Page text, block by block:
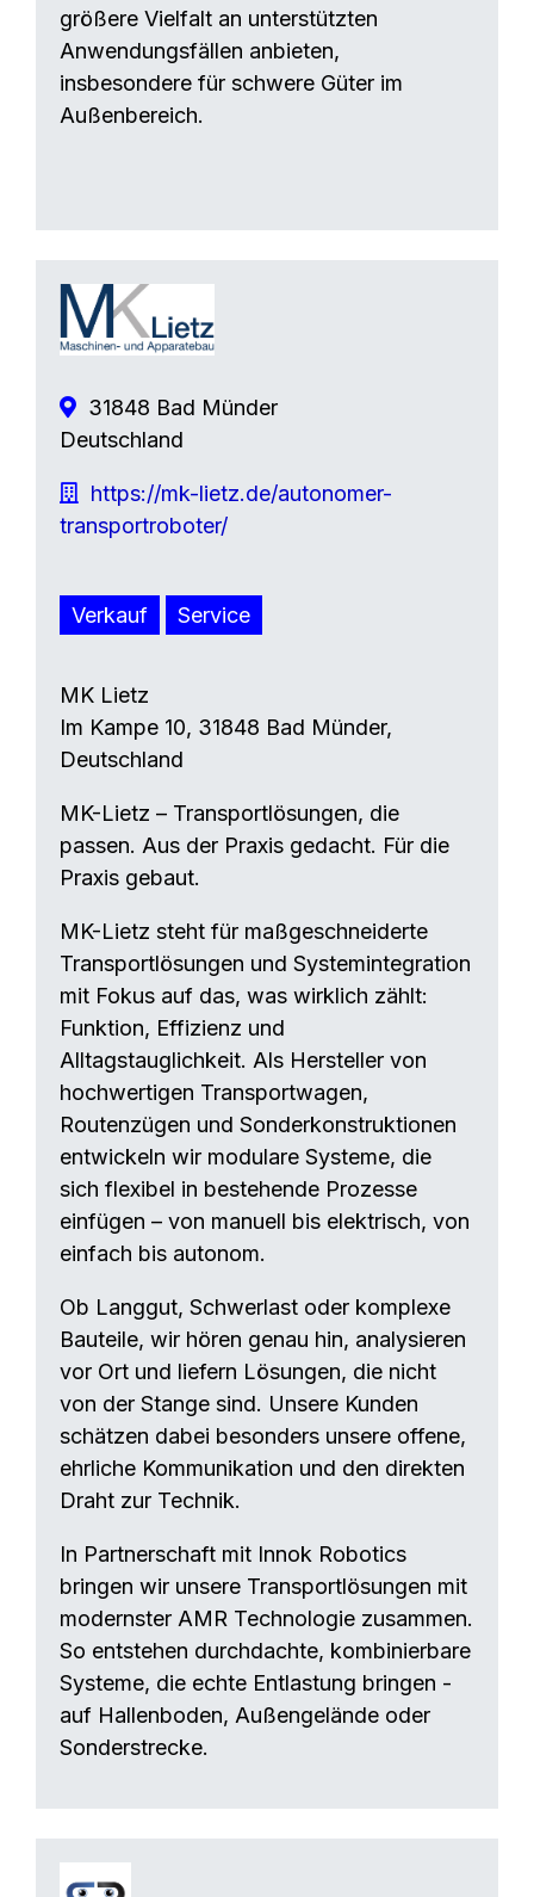
größere Vielfalt an unterstützten
Anwendungsfällen anbieten,
insbesondere für schwere Güter im
Außenbereich.
31848 Bad Münder
Deutschland
https://mk-lietz.de/autonomer-
transportroboter/
Verkauf Service
MK Lietz
Im Kampe 10, 31848 Bad Münder,
Deutschland
MK-Lietz – Transportlösungen, die
passen. Aus der Praxis gedacht. Für die
Praxis gebaut.
MK-Lietz steht für maßgeschneiderte
Transportlösungen und Systemintegration
mit Fokus auf das, was wirklich zählt:
Funktion, Effizienz und
Alltagstauglichkeit. Als Hersteller von
hochwertigen Transportwagen,
Routenzügen und Sonderkonstruktionen
entwickeln wir modulare Systeme, die
sich flexibel in bestehende Prozesse
einfügen – von manuell bis elektrisch, von
einfach bis autonom.
Ob Langgut, Schwerlast oder komplexe
Bauteile, wir hören genau hin, analysieren
vor Ort und liefern Lösungen, die nicht
von der Stange sind. Unsere Kunden
schätzen dabei besonders unsere offene,
ehrliche Kommunikation und den direkten
Draht zur Technik.
In Partnerschaft mit Innok Robotics
bringen wir unsere Transportlösungen mit
modernster AMR Technologie zusammen.
So entstehen durchdachte, kombinierbare
Systeme, die echte Entlastung bringen -
auf Hallenboden, Außengelände oder
Sonderstrecke.